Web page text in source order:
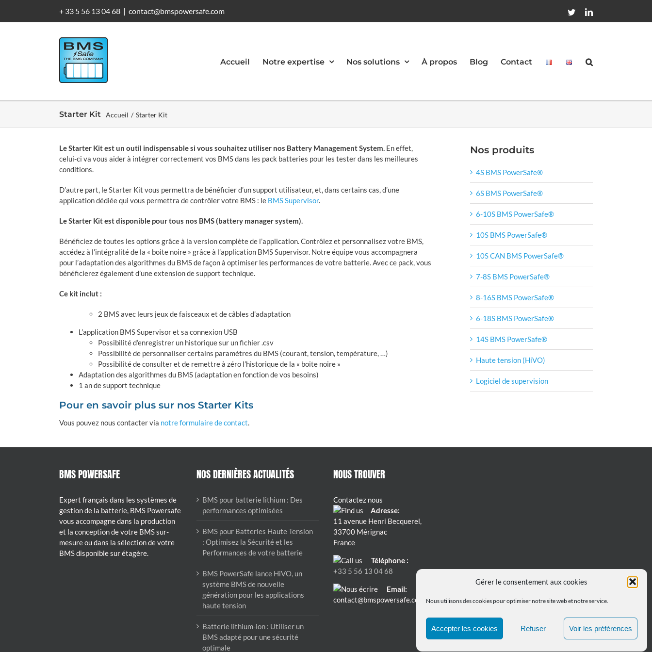
Gérer le consentement aux cookies
Nous utilisons des cookies pour optimiser notre site web et notre service.
Accepter les cookies Refuser Voir les préférences
+ 33 5 56 13 04 68 | contact@bmspowersafe.com TwitterLinkedIn
Accueil Notre expertise Nos solutions À propos Blog Contact
Starter Kit Accueil / Starter Kit
Le Starter Kit est un outil indispensable si vous souhaitez utiliser nos Battery Management System. En effet,
celui-ci va vous aider à intégrer correctement vos BMS dans les pack batteries pour les tester dans les meilleures
conditions.
D’autre part, le Starter Kit vous permettra de bénéficier d’un support utilisateur, et, dans certains cas, d’une
application dédiée qui vous permettra de contrôler votre BMS : le BMS Supervisor.
Le Starter Kit est disponible pour tous nos BMS (battery manager system).
Bénéficiez de toutes les options grâce à la version complète de l’application. Contrôlez et personnalisez votre BMS,
accédez à l’intégralité de la « boite noire » grâce à l’application BMS Supervisor. Notre équipe vous accompagnera
pour l’adaptation des algorithmes du BMS de façon à optimiser les performances de votre batterie. Avec ce pack, vous
bénéficierez également d’une extension de support technique.
Ce kit inclut :
2 BMS avec leurs jeux de faisceaux et de câbles d’adaptation
L’application BMS Supervisor et sa connexion USB
Possibilité d’enregistrer un historique sur un fichier .csv
Possibilité de personnaliser certains paramètres du BMS (courant, tension, température, …)
Possibilité de consulter et de remettre à zéro l’historique de la « boite noire »
Adaptation des algorithmes du BMS (adaptation en fonction de vos besoins)
1 an de support technique
Pour en savoir plus sur nos Starter Kits
Vous pouvez nous contacter via notre formulaire de contact.
Nos produits
4S BMS PowerSafe®
6S BMS PowerSafe®
6-10S BMS PowerSafe®
10S BMS PowerSafe®
10S CAN BMS PowerSafe®
7-8S BMS PowerSafe®
8-16S BMS PowerSafe®
6-18S BMS PowerSafe®
14S BMS PowerSafe®
Haute tension (HiVO)
Logiciel de supervision
BMS POWERSAFE
Expert français dans les systèmes de
gestion de la batterie, BMS Powersafe
vous accompagne dans la production
et la conception de votre BMS sur-
mesure ou dans la sélection de votre
BMS disponible sur étagère.
NOS DERNIÈRES ACTUALITÉS
BMS pour batterie lithium : Des
performances optimisées
BMS pour Batteries Haute Tension
: Optimisez la Sécurité et les
Performances de votre batterie
BMS PowerSafe lance HiVO, un
système BMS de nouvelle
génération pour les applications
haute tension
Batterie lithium-ion : Utiliser un
BMS adapté pour une sécurité
optimale
NOUS TROUVER
Contactez nous
Adresse:
11 avenue Henri Becquerel,
33700 Mérignac
France
Téléphone :
+33 5 56 13 04 68
Email:
contact@bmspowersafe.com